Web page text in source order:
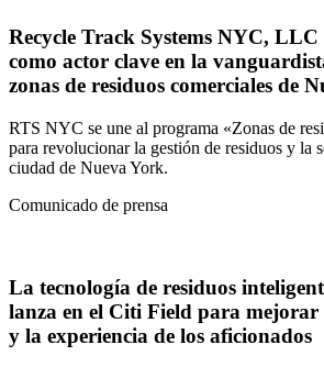
Recycle Track Systems NYC, LLC
como actor clave en la
zonas de residuos comerciales de
RTS NYC se une al programa «Zonas de
para revolucionar la gestión de residuos y la
ciudad de Nueva York.
Comunicado de prensa
La tecnología de residuos
lanza en el Citi Field para mejorar
y la experiencia de los aficionados